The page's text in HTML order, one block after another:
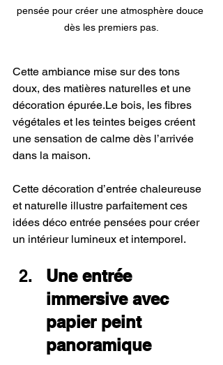
pensée pour créer une atmosphère douce
dès les premiers pas.
Cette ambiance mise sur des tons
doux, des matières naturelles et une
décoration épurée.Le bois, les fibres
végétales et les teintes beiges créent
une sensation de calme dès l’arrivée
dans la maison.
Cette décoration d’entrée chaleureuse
et naturelle illustre parfaitement ces
idées déco entrée pensées pour créer
un intérieur lumineux et intemporel.
Une entrée
immersive avec
papier peint
panoramique